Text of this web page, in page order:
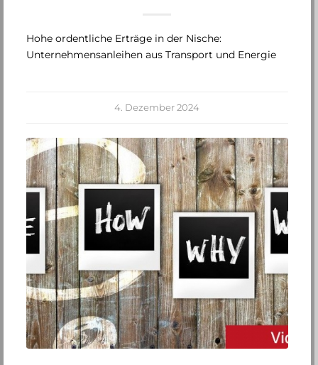
Hohe ordentliche Erträge in der Nische:
Unternehmensanleihen aus Transport und Energie
4. Dezember 2024